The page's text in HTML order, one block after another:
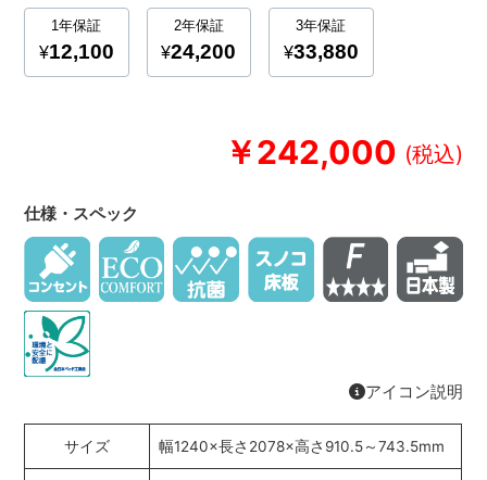
￥242,000
仕様・スペック
アイコン説明
サイズ 幅1240×長さ2078×高さ910.5～743.5mm